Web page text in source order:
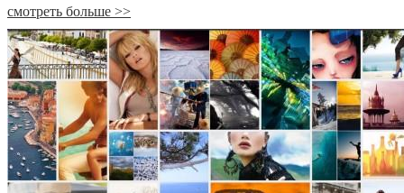
смотреть больше >>